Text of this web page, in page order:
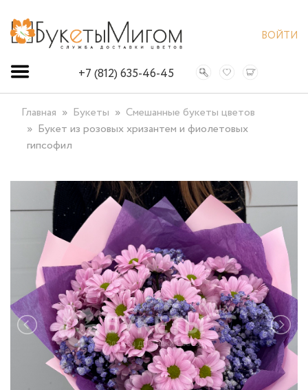
ВОЙТИ
+7 (812) 635-46-45
Главная Букеты
Смешанные букеты цветов
Букет из розовых хризантем и фиолетовых
гипсофил